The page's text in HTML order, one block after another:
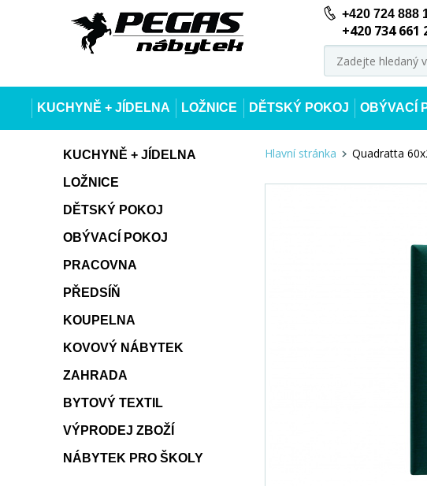
+420 724 888
+420 734 661
KUCHYNĚ + JÍDELNA LOŽNICE DĚTSKÝ POKOJ OBÝVACÍ
KUCHYNĚ + JÍDELNA
LOŽNICE
DĚTSKÝ POKOJ
OBÝVACÍ POKOJ
PRACOVNA
PŘEDSÍŇ
KOUPELNA
KOVOVÝ NÁBYTEK
ZAHRADA
BYTOVÝ TEXTIL
VÝPRODEJ ZBOŽÍ
NÁBYTEK PRO ŠKOLY
Hlavní stránka Quadratta